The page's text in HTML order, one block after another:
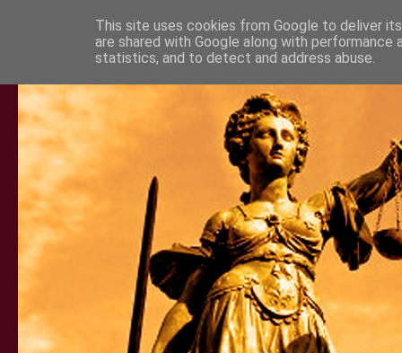
This site uses cookies from Google to deliver
are shared with Google along with
statistics, and to detect and address abuse.